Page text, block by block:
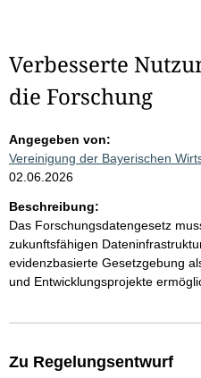
Verbesserte
die Forschung
Angegeben von:
Vereinigung der Bayerischen
02.06.2026
Beschreibung:
Das Forschungsdatengesetz
zukunftsfähigen
evidenzbasierte Gesetzgebung
und Entwicklungsprojekte
Zu Regelungsentwurf